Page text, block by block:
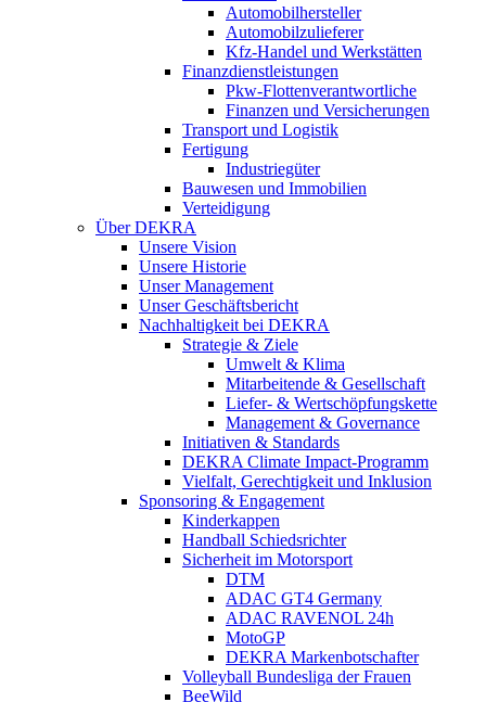
Automobilhersteller
Automobilzulieferer
Kfz-Handel und Werkstätten
Finanzdienstleistungen
Pkw‑Flottenverantwortliche
Finanzen und Versicherungen
Transport und Logistik
Fertigung
Industriegüter
Bauwesen und Immobilien
Verteidigung
Über DEKRA
Unsere Vision
Unsere Historie
Unser Management
Unser Geschäftsbericht
Nachhaltigkeit bei DEKRA
Strategie & Ziele
Umwelt & Klima
Mitarbeitende & Gesellschaft
Liefer- & Wertschöpfungskette
Management & Governance
Initiativen & Standards
DEKRA Climate Impact-Programm
Vielfalt, Gerechtigkeit und Inklusion​
Sponsoring & Engagement
Kinderkappen
Handball Schiedsrichter
Sicherheit im Motorsport
DTM
ADAC GT4 Germany
ADAC RAVENOL 24h
MotoGP
DEKRA Markenbotschafter
Volleyball Bundesliga der Frauen
BeeWild